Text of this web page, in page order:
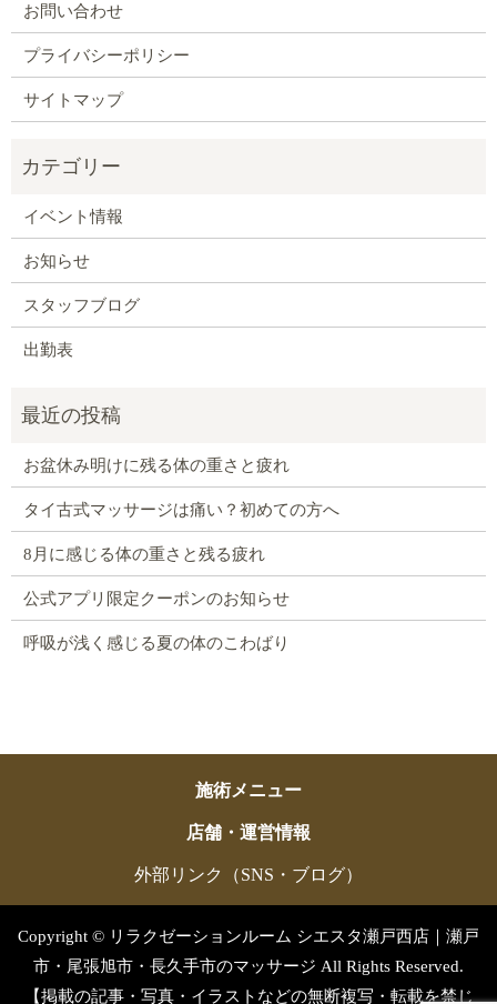
お問い合わせ
プライバシーポリシー
サイトマップ
イベント情報
お知らせ
スタッフブログ
出勤表
お盆休み明けに残る体の重さと疲れ
タイ古式マッサージは痛い？初めての方へ
8月に感じる体の重さと残る疲れ
公式アプリ限定クーポンのお知らせ
呼吸が浅く感じる夏の体のこわばり
施術メニュー
店舗・運営情報
外部リンク（SNS・ブログ）
Copyright © リラクゼーションルーム シエスタ瀬戸西店｜瀬戸
市・尾張旭市・長久手市のマッサージ All Rights Reserved.
【掲載の記事・写真・イラストなどの無断複写・転載を禁じ